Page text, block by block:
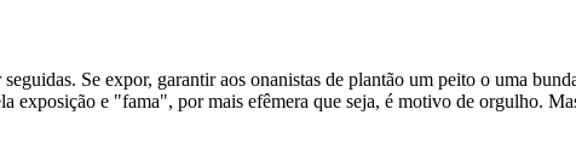
Se expor, garantir aos onanistas de plantão um peito o uma
exposição e "fama", por mais efêmera que seja, é motivo de orgulho.